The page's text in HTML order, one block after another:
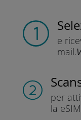
e
mail.
per
la